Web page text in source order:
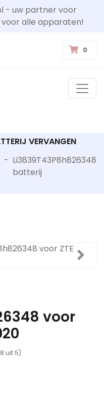
- uw partner voor
alle apparaten!
0
VERVANGEN
- Li3839T43P8h826348
batterij
voor
uit 5)